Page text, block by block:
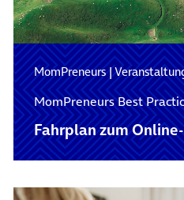
MomPreneurs|
MomPreneurs Best
Fahrplan zum